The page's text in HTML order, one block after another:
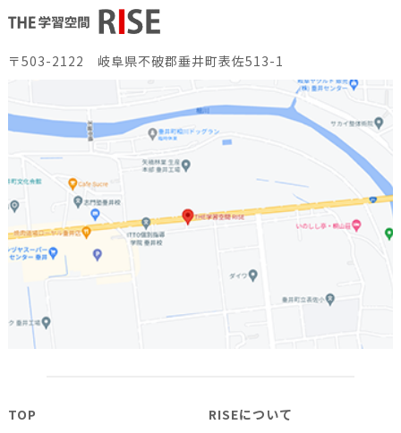
〒503-2122 岐阜県不破郡垂井町表佐513-1
TOP RISEについて